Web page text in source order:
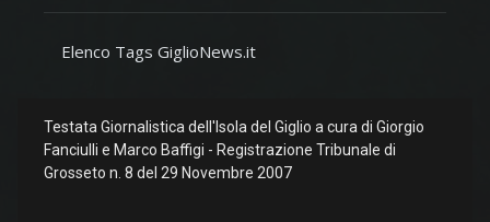
Elenco Tags GiglioNews.it
Testata Giornalistica dell'Isola del Giglio a cura di Giorgio
Fanciulli e Marco Baffigi - Registrazione Tribunale di
Grosseto n. 8 del 29 Novembre 2007